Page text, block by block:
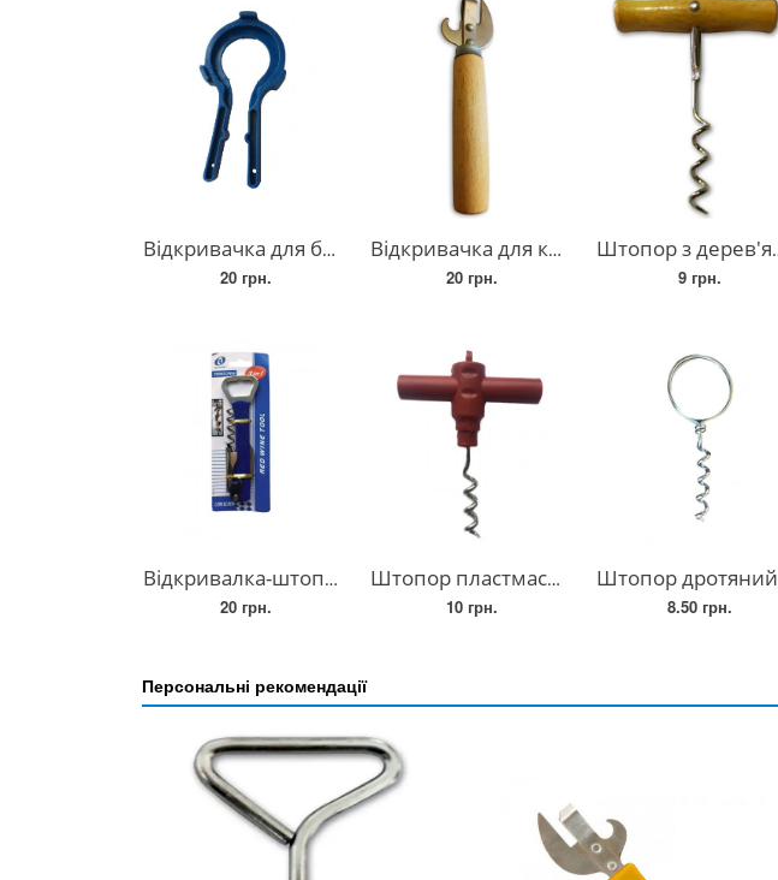
Відкривачка для банок "Євро" 3 в 1, ключ для банок євро
20 грн.
Відкривачка для консервних банок та пляшок з дерев'яною ручкою, відкривання консерв та пляшок
20 грн.
Штопор з дерев'яною ручкою, свердло для пробки пляшки, штопор для вина
9 грн.
Відкривалка-штопор-ніж із пластиковою ручкою 4 в 1
20 грн.
Штопор пластмасовий розбірний
10 грн.
Штопор дротяний, штопор з металевим кільцем, штопор для вина
8.50 грн.
Персональні рекомендації